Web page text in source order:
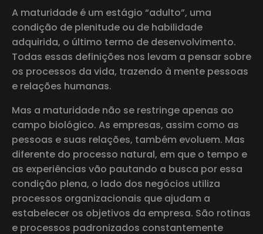
A maturidade é um estágio “adulto”, uma
condição de plenitude ou de habilidade
adquirida, o último termo de desenvolvimento.
Todas essas definições nos levam a pensar sobre
os processos da vida, trazendo à mente pessoas
e relações humanas.
Mas a maturidade não se restringe apenas ao
campo biológico. As empresas, assim como as
pessoas e suas relações, também evoluem. Mas
diferente do processo natural, em que o tempo e
as experiências vão pautando a busca por essa
condição plena, o lado dos negócios utiliza
processos organizacionais que ajudam a
estabelecer os objetivos da empresa. São rotinas
e processos padronizados constantemente